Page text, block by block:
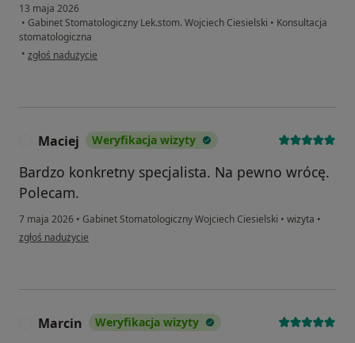
13 maja 2026
• Gabinet Stomatologiczny Lek.stom. Wojciech Ciesielski • Konsultacja
stomatologiczna
• w opinii użytkownika Jakub
zgłoś nadużycie
Maciej Weryfikacja wizyty
Bardzo konkretny specjalista. Na pewno wrócę.
Polecam.
7 maja 2026 • Gabinet Stomatologiczny Wojciech Ciesielski • wizyta •
w opinii użytkownika Maciej
zgłoś nadużycie
Marcin Weryfikacja wizyty